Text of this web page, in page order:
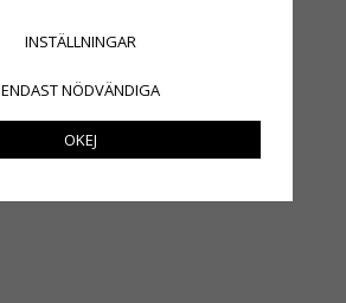
INSTÄLLNINGAR
ENDAST NÖDVÄNDIGA
OKEJ